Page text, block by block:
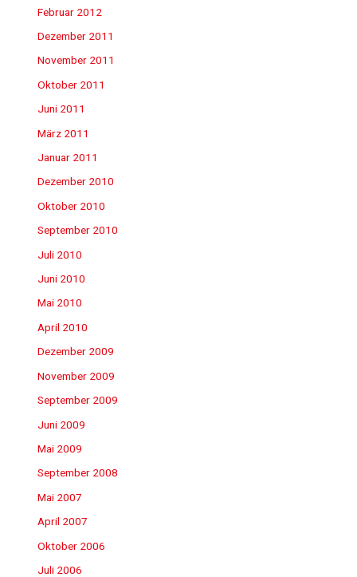
Februar 2012
Dezember 2011
November 2011
Oktober 2011
Juni 2011
März 2011
Januar 2011
Dezember 2010
Oktober 2010
September 2010
Juli 2010
Juni 2010
Mai 2010
April 2010
Dezember 2009
November 2009
September 2009
Juni 2009
Mai 2009
September 2008
Mai 2007
April 2007
Oktober 2006
Juli 2006